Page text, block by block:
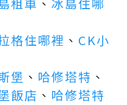
租車 、 冰島住哪
格住哪裡 、 CK小
堡 、 哈修塔特 、
飯店 、 哈修塔特